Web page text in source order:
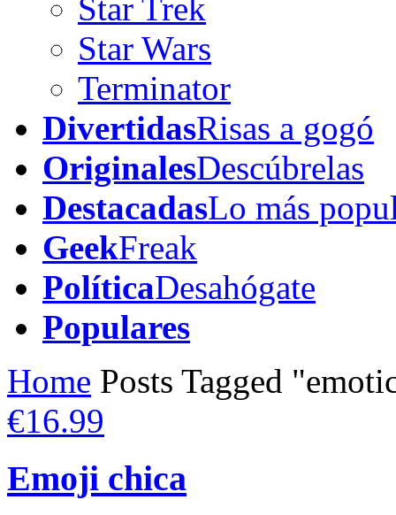
Star Trek
Star Wars
Terminator
DivertidasRisas a gogó
OriginalesDescúbrelas
DestacadasLo más
GeekFreak
PolíticaDesahógate
Populares
Home Posts Tagged
€16.99
Emoji chica